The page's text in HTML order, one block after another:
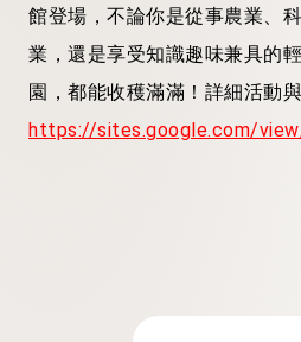
館登場，不論你是從事農業、
業，還是享受知識趣味兼具的
園，都能收穫滿滿！詳細活動
https://sites.google.com/